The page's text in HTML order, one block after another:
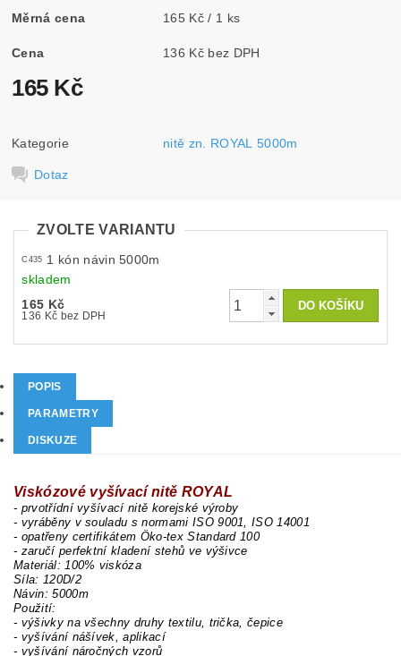
Měrná cena 165 Kč / 1 ks
Cena 136 Kč bez DPH
165 Kč
Kategorie nitě zn. ROYAL 5000m
Dotaz
ZVOLTE VARIANTU
C435 1 kón návin 5000m
skladem
165 Kč
136 Kč bez DPH
POPIS
PARAMETRY
DISKUZE
Viskózové vyšívací nitě ROYAL
- prvotřídní vyšívací nitě korejské výroby
- vyráběny v souladu s normami ISO 9001, ISO 14001
- opatřeny certifikátem Öko-tex Standard 100
- zaručí perfektní kladení stehů ve výšivce
Materiál: 100% viskóza
Síla: 120D/2
Návin: 5000m
Použití:
- výšivky na všechny druhy textilu, trička, čepice
- vyšívání nášívek, aplikací
- vyšívání náročných vzorů